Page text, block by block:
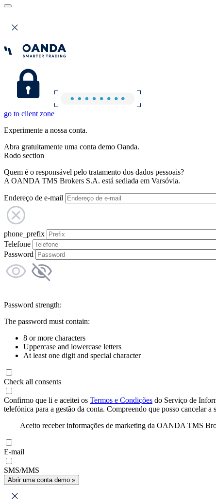
go to client zone
Experimente a nossa conta.
Abra gratuitamente uma conta demo Oanda.
Rodo section
Quem é o responsável pelo tratamento dos dados pessoais?
A OANDA TMS Brokers S.A. está sediada em Varsóvia.
Endereço de e-mail
phone_prefix
Telefone
Password
Password strength:
The password must contain:
8 or more characters
Uppercase and lowercase letters
At least one digit and special character
Check all consents
Confirmo que li e aceitei os Termos e Condições do Serviço de
telefónica para a gestão da conta. Compreendo que posso cancelar
Aceito receber informações de marketing da OANDA TMS
E-mail
SMS/MMS
Abrir uma conta demo »